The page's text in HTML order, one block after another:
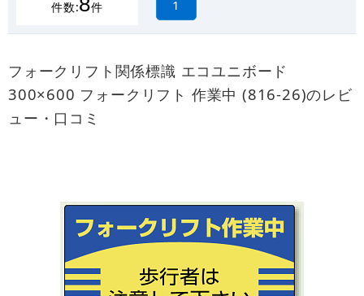
件数: 件 1
フォークリフト関係標識 エコユニボード
300×600 フォークリフト 作業中 (816-26)のレビ
ュー・口コミ